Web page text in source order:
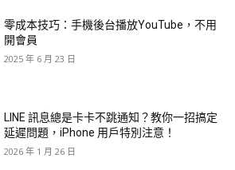
零成本技巧：手機後台播放YouTube，不用
開會員
2025 年 6 月 23 日
LINE 訊息總是卡卡不跳通知？教你一招搞定
延遲問題，iPhone 用戶特別注意！
2026 年 1 月 26 日